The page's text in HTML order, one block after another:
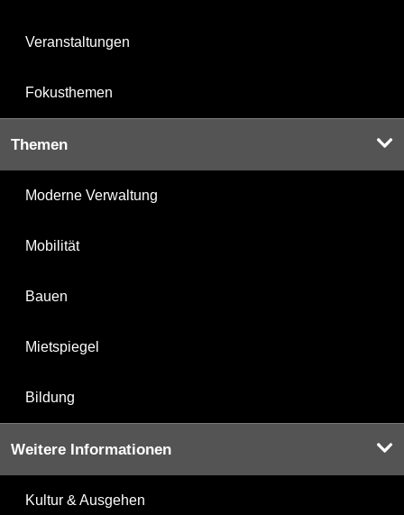
Veranstaltungen
Fokusthemen
Themen
Moderne Verwaltung
Mobilität
Bauen
Mietspiegel
Bildung
Weitere Informationen
Kultur & Ausgehen